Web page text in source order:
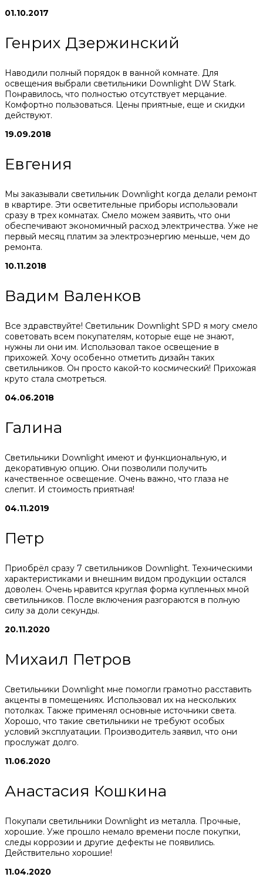
01.10.2017
Генрих Дзержинский
Наводили полный порядок в ванной комнате. Для
освещения выбрали светильники Downlight DW Stark.
Понравилось, что полностью отсутствует мерцание.
Комфортно пользоваться. Цены приятные, еще и скидки
действуют.
19.09.2018
Евгения
Мы заказывали светильник Downlight когда делали ремонт
в квартире. Эти осветительные приборы использовали
сразу в трех комнатах. Смело можем заявить, что они
обеспечивают экономичный расход электричества. Уже не
первый месяц платим за электроэнергию меньше, чем до
ремонта.
10.11.2018
Вадим Валенков
Все здравствуйте! Светильник Downlight SPD я могу смело
советовать всем покупателям, которые еще не знают,
нужны ли они им. Использовал такое освещение в
прихожей. Хочу особенно отметить дизайн таких
светильников. Он просто какой-то космический! Прихожая
круто стала смотреться.
04.06.2018
Галина
Светильники Downlight имеют и функциональную, и
декоративную опцию. Они позволили получить
качественное освещение. Очень важно, что глаза не
слепит. И стоимость приятная!
04.11.2019
Петр
Приобрёл сразу 7 светильников Downlight. Техническими
характеристиками и внешним видом продукции остался
доволен. Очень нравится круглая форма купленных мной
светильников. После включения разгораются в полную
силу за доли секунды.
20.11.2020
Михаил Петров
Светильники Downlight мне помогли грамотно расставить
акценты в помещениях. Использовал их на нескольких
потолках. Также применял основные источники света.
Хорошо, что такие светильники не требуют особых
условий эксплуатации. Производитель заявил, что они
прослужат долго.
11.06.2020
Анастасия Кошкина
Покупали светильники Downlight из металла. Прочные,
хорошие. Уже прошло немало времени после покупки,
следы коррозии и другие дефекты не появились.
Действительно хорошие!
11.04.2020